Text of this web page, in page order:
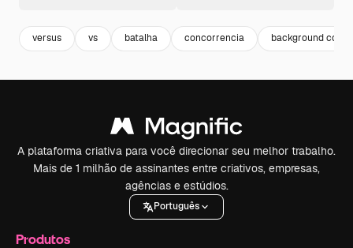
versus vs batalha concorrencia background comic
A plataforma criativa para você direcionar seu melhor trabalho.
Mais de 1 milhão de assinantes entre criativos, empresas,
agências e estúdios.
Português
Produtos